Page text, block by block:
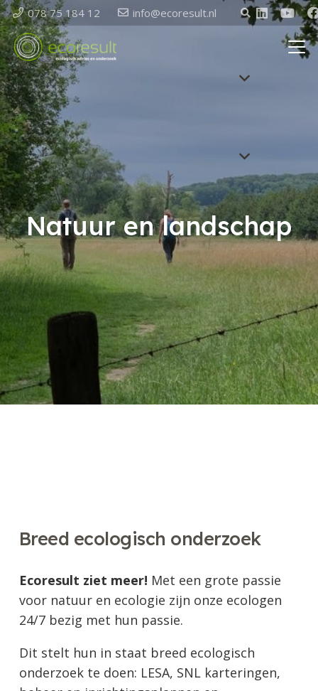
078 75 184 12 info@ecoresult.nl
Natuur en landschap
Breed ecologisch onderzoek
Ecoresult ziet meer! Met een grote passie
voor natuur en ecologie zijn onze ecologen
24/7 bezig met hun passie.
Dit stelt hun in staat breed ecologisch
onderzoek te doen: LESA, SNL karteringen,